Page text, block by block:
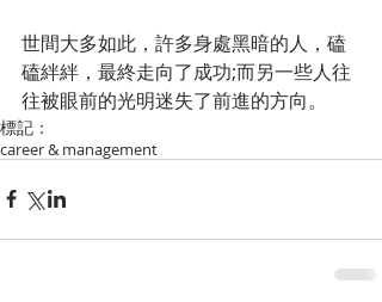
世間大多如此，許多身處黑暗的人，磕
磕絆絆，最終走向了成功;而另一些人往
往被眼前的光明迷失了前進的方向。
標記：
career & management